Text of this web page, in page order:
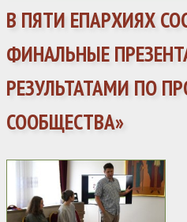
В ПЯТИ ЕПАРХИЯХ
ФИНАЛЬНЫЕ
РЕЗУЛЬТАТАМИ ПО
СООБЩЕСТВА»